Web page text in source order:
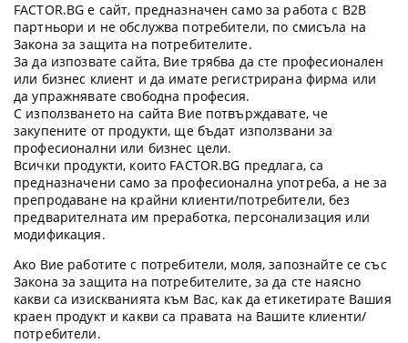
FACTOR.BG е сайт, предназначен само за работа с B2B
партньори и не обслужва потребители, по смисъла на
Закона за защита на потребителите.
За да изпозвате сайта, Вие трябва да сте професионален
или бизнес клиент и да имате регистрирана фирма или
да упражнявате свободна професия.
С използването на сайта Вие потвърждавате, че
закупените от продукти, ще бъдат използвани за
професионални или бизнес цели.
Всички продукти, които FACTOR.BG предлага, са
предназначени само за професионална употреба, а не за
препродаване на крайни клиенти/потребители, без
предварителната им преработка, персонализация или
модификация.
Ако Вие работите с потребители, моля, запознайте се със
Закона за защита на потребителите, за да сте наясно
какви са изискванията към Вас, как да етикетирате Вашия
краен продукт и какви са правата на Вашите клиенти/
потребители.